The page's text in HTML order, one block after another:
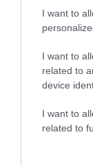
I want to
I want to
related to
device
I want to
related to
Korábbi
HASONLÓ